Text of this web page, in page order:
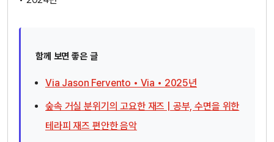
함께 보면 좋은 글
Via Jason Fervento • Via • 2025년
숲속 거실 분위기의 고요한 재즈 | 공부, 수면을 위한
테라피 재즈 편안한 음악